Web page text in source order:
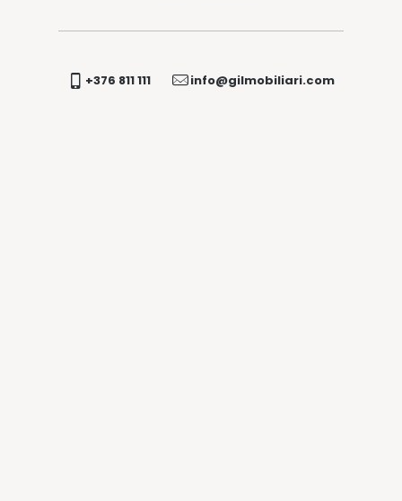
+376 811 111 info@gilmobiliari.com